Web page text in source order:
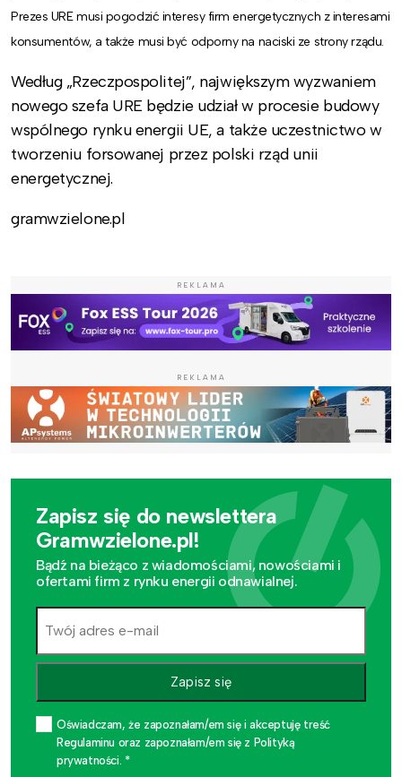
Prezes URE musi pogodzić interesy firm energetycznych z interesami
konsumentów, a także musi być odporny na naciski ze strony rządu.
Według „Rzeczpospolitej”, największym wyzwaniem
nowego szefa URE będzie udział w procesie budowy
wspólnego rynku energii UE, a także uczestnictwo w
tworzeniu forsowanej przez polski rząd unii
energetycznej.
gramwzielone.pl
REKLAMA
REKLAMA
Zapisz się do newslettera
Gramwzielone.pl!
Bądź na bieżąco z wiadomościami, nowościami i
ofertami firm z rynku energii odnawialnej.
Zapisz się
Oświadczam, że zapoznałam/em się i akceptuję treść
Regulaminu oraz zapoznałam/em się z Polityką
prywatności. *